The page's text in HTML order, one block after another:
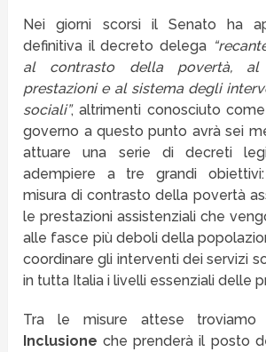
Nei giorni scorsi il Senato ha
definitiva il decreto delega
al contrasto della povertà, al
prestazioni e al sistema degli
sociali”, altrimenti conosciuto come
governo a questo punto avrà sei
attuare una serie di decreti
adempiere a tre grandi
misura di contrasto della povertà
le prestazioni assistenziali che
alle fasce più deboli della
coordinare gli interventi dei servizi
in tutta Italia i livelli essenziali delle
Tra le misure attese
Inclusione che prenderà il posto